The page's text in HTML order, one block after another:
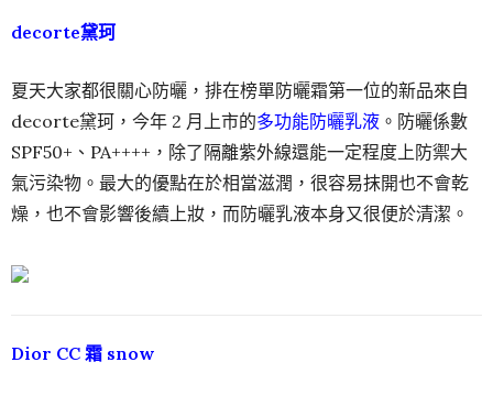
decorte黛珂
夏天大家都很關心防曬，排在榜單防曬霜第一位的新品來自
decorte黛珂，今年 2 月上市的多功能防曬乳液 。防曬係數
SPF50+、PA++++，除了隔離紫外線還能一定程度上防禦大
氣污染物。最大的優點在於相當滋潤，很容易抹開也不會乾
燥，也不會影響後續上妝，而防曬乳液本身又很便於清潔。
Dior CC 霜 snow